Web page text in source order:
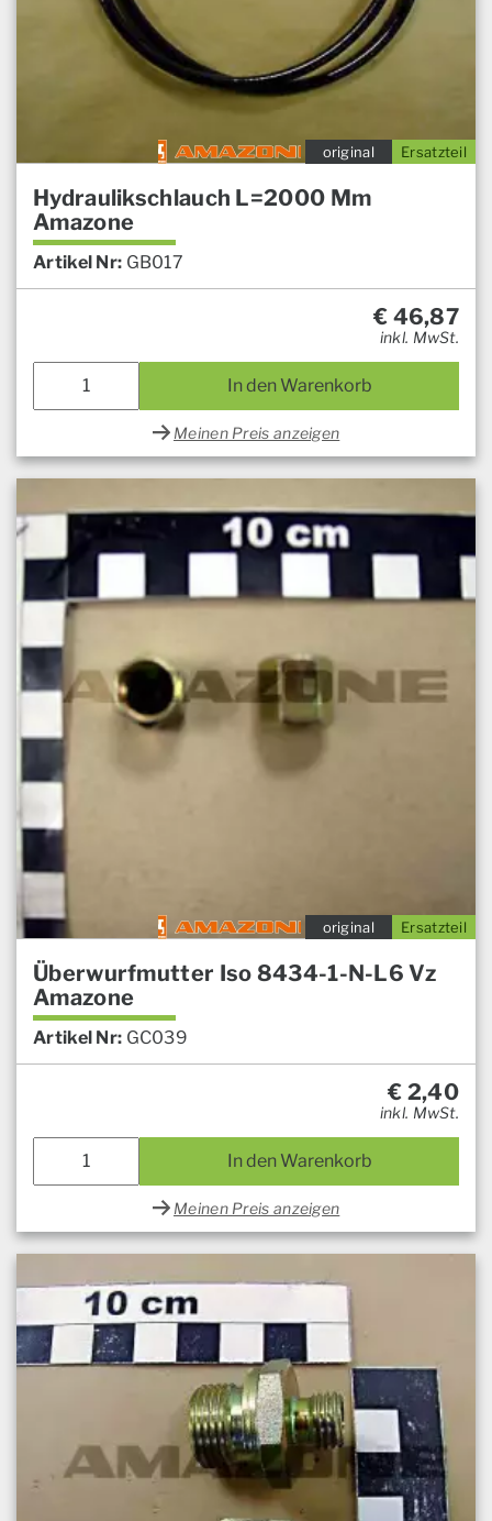
Ersatzteil
original
Hydraulikschlauch L=2000 Mm
Amazone
Artikel Nr: GB017
€ 46,87
inkl. MwSt.
In den Warenkorb
Meinen Preis anzeigen
Ersatzteil
original
Überwurfmutter Iso 8434-1-N-L6 Vz
Amazone
Artikel Nr: GC039
€ 2,40
inkl. MwSt.
In den Warenkorb
Meinen Preis anzeigen